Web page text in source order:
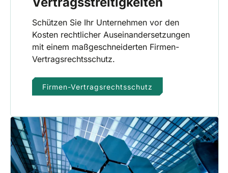
Schützen Sie Ihr Unternehmen vor den
Kosten rechtlicher Auseinandersetzungen
mit einem maßgeschneiderten Firmen-
Vertragsrechtsschutz.
Firmen-Vertragsrechtsschutz